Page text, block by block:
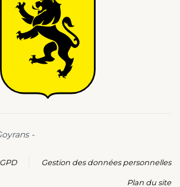
-
Gestion des données personnelles
Plan du site